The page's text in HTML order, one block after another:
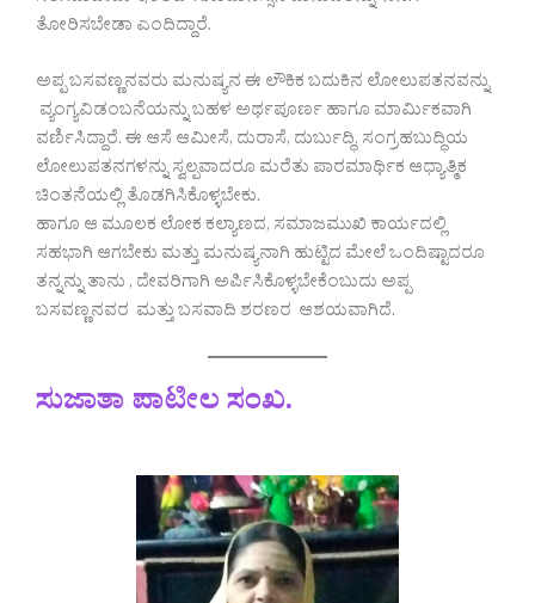
ತೋರಿಸಬೇಡಾ ಎಂದಿದ್ದಾರೆ.
ಅಪ್ಪ ಬಸವಣ್ಣನವರು ಮನುಷ್ಯನ ಈ ಲೌಕಿಕ ಬದುಕಿನ ಲೋಲುಪತನವನ್ನು
ವ್ಯಂಗ್ಯವಿಡಂಬನೆಯನ್ನು ಬಹಳ ಅರ್ಥಪೂರ್ಣ ಹಾಗೂ ಮಾರ್ಮಿಕವಾಗಿ
ವರ್ಣಿಸಿದ್ದಾರೆ. ಈ ಆಸೆ ಆಮೀಸೆ, ದುರಾಸೆ, ದುರ್ಬುದ್ಧಿ, ಸಂಗ್ರಹಬುದ್ಧಿಯ
ಲೋಲುಪತನಗಳನ್ನು ಸ್ವಲ್ಪವಾದರೂ ಮರೆತು ಪಾರಮಾರ್ಥಿಕ ಆಧ್ಯಾತ್ಮಿಕ
ಚಿಂತನೆಯಲ್ಲಿ ತೊಡಗಿಸಿಕೊಳ್ಳಬೇಕು.
ಹಾಗೂ ಆ ಮೂಲಕ ಲೋಕ ಕಲ್ಯಾಣದ, ಸಮಾಜಮುಖಿ ಕಾರ್ಯದಲ್ಲಿ
ಸಹಭಾಗಿ ಆಗಬೇಕು ಮತ್ತು ಮನುಷ್ಯನಾಗಿ ಹುಟ್ಟಿದ ಮೇಲೆ ಒಂದಿಷ್ಟಾದರೂ
ತನ್ನನ್ನು ತಾನು , ದೇವರಿಗಾಗಿ ಅರ್ಪಿಸಿಕೊಳ್ಳಬೇಕೆಂಬುದು ಅಪ್ಪ
ಬಸವಣ್ಣನವರ ಮತ್ತು ಬಸವಾದಿ ಶರಣರ ಆಶಯವಾಗಿದೆ.
ಸುಜಾತಾ ಪಾಟೀಲ ಸಂಖ.